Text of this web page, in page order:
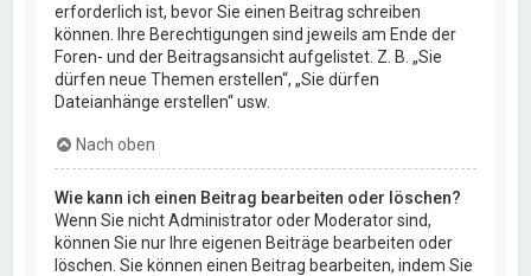
erforderlich ist, bevor Sie einen Beitrag schreiben
können. Ihre Berechtigungen sind jeweils am Ende der
Foren- und der Beitragsansicht aufgelistet. Z. B. „Sie
dürfen neue Themen erstellen“, „Sie dürfen
Dateianhänge erstellen“ usw.
Nach oben
Wie kann ich einen Beitrag bearbeiten oder löschen?
Wenn Sie nicht Administrator oder Moderator sind,
können Sie nur Ihre eigenen Beiträge bearbeiten oder
löschen. Sie können einen Beitrag bearbeiten, indem Sie